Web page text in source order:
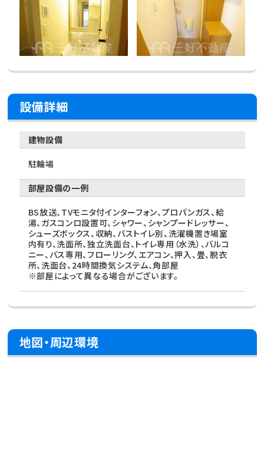
設備詳細
建物設備
駐輪場
部屋設備の一例
BS放送、TVモニタ付インターフォン、プロパンガス、給
湯、ガスコンロ設置可、シャワー、シャンプードレッサー、
シューズボックス、収納、バストイレ別、洗濯機置き場室
内有り、洗面所、独立洗面台、トイレ専用（水洗）、バルコ
ニー、バス専用、フローリング、エアコン、押入、畳、脱衣
所、洗面台、24時間換気システム、角部屋
※部屋によって異なる場合がございます。
地図・周辺環境